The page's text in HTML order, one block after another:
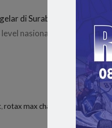
di Surabaya
nasional yang disponsori
,rotax max challenge seri 3,seri 4